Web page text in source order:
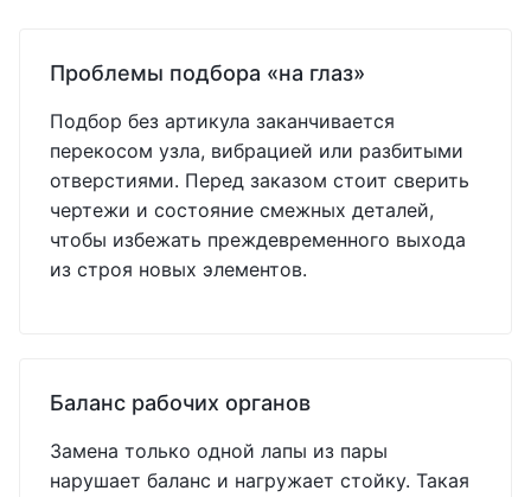
Проблемы подбора «на глаз»
Подбор без артикула заканчивается
перекосом узла, вибрацией или разбитыми
отверстиями. Перед заказом стоит сверить
чертежи и состояние смежных деталей,
чтобы избежать преждевременного выхода
из строя новых элементов.
Баланс рабочих органов
Замена только одной лапы из пары
нарушает баланс и нагружает стойку. Такая